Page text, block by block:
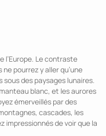
l’Europe. Le contraste
pourrez y aller qu’une
sous des paysages lunaires.
blanc, et les aurores
émerveillés par des
cascades, les
de voir que la